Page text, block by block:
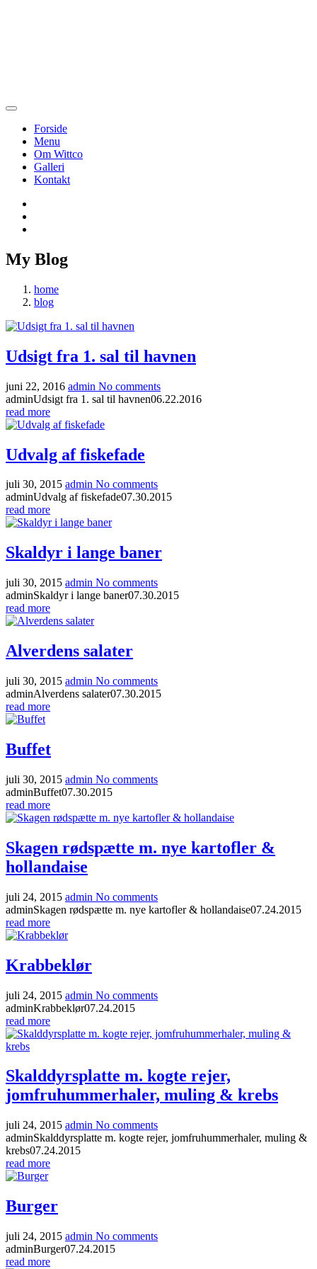
Forside
Menu
Om Wittco
Galleri
Kontakt
My Blog
home
blog
Udsigt fra 1. sal til havnen
juni 22, 2016 admin No comments
adminUdsigt fra 1. sal til havnen06.22.2016
read more
Udvalg af fiskefade
juli 30, 2015 admin No comments
adminUdvalg af fiskefade07.30.2015
read more
Skaldyr i lange baner
juli 30, 2015 admin No comments
adminSkaldyr i lange baner07.30.2015
read more
Alverdens salater
juli 30, 2015 admin No comments
adminAlverdens salater07.30.2015
read more
Buffet
juli 30, 2015 admin No comments
adminBuffet07.30.2015
read more
Skagen rødspætte m. nye kartofler &
hollandaise
juli 24, 2015 admin No comments
adminSkagen rødspætte m. nye kartofler & hollandaise07.24.2015
read more
Krabbeklør
juli 24, 2015 admin No comments
adminKrabbeklør07.24.2015
read more
Skalddyrsplatte m. kogte rejer,
jomfruhummerhaler, muling & krebs
juli 24, 2015 admin No comments
adminSkalddyrsplatte m. kogte rejer, jomfruhummerhaler, muling &
krebs07.24.2015
read more
Burger
juli 24, 2015 admin No comments
adminBurger07.24.2015
read more